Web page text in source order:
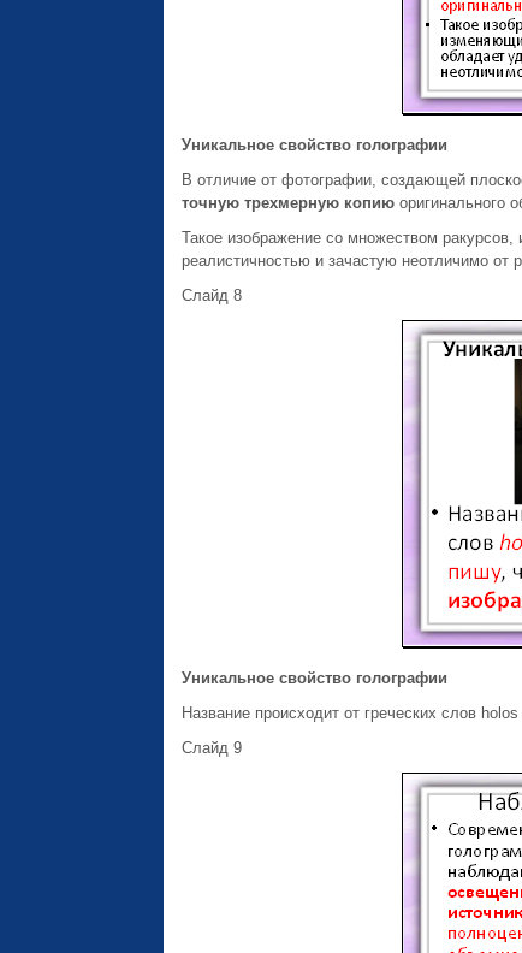
Уникальное свойство голографии
В отличие от фотографии, создающей
точную трехмерную копию оригинального
Такое изображение со множеством
реалистичностью и зачастую неотличимо от
Слайд 8
Уникальное свойство голографии
Название происходит от греческих слов
Слайд 9